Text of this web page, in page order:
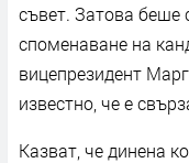
съвет. Затова
споменаване на
вицепрезидент
известно, че е
Казват, че динена